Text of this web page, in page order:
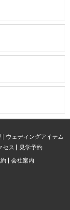
ウェディングアイテム
セス
見学予約
会社案内